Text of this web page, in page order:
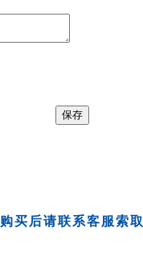
购买后请联系客服索取